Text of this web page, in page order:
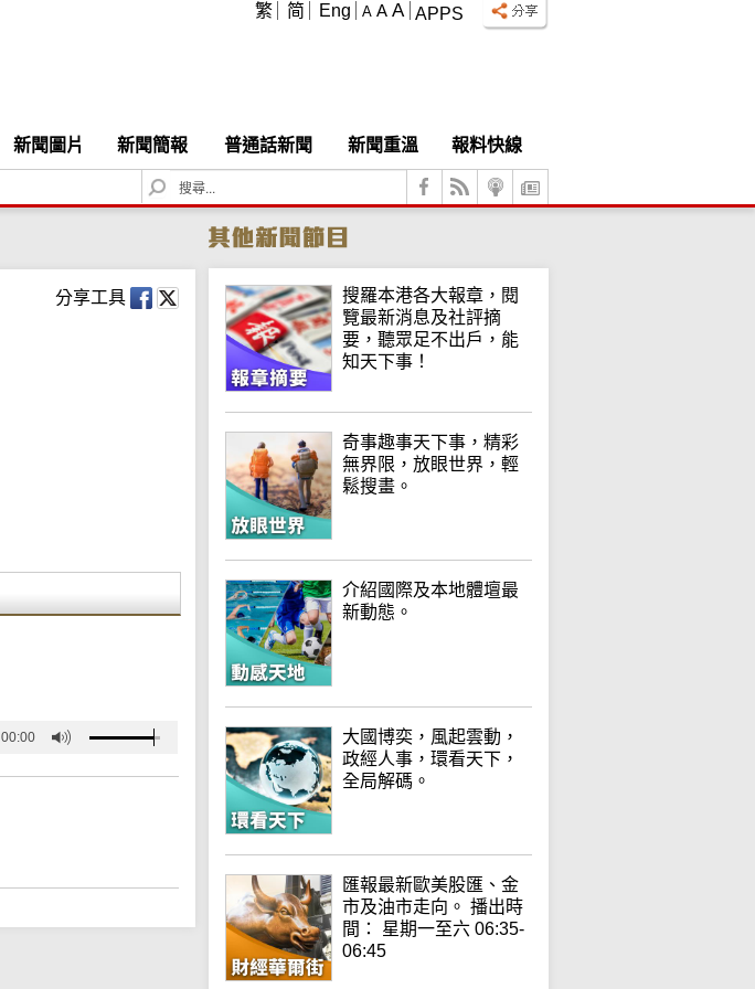
APPS
A A A
繁 简 Eng
新聞圖片 新聞簡報 普通話新聞 新聞重溫
報料快線
S
e
c
h
分享工具
00:00
搜羅本港各大報章，閱
覽最新消息及社評摘
要，聽眾足不出戶，能
知天下事！
奇事趣事天下事，精彩
無界限，放眼世界，輕
鬆搜畫。
介紹國際及本地體壇最
新動態。
大國博奕，風起雲動，
政經人事，環看天下，
全局解碼。
匯報最新歐美股匯、金
市及油市走向。 播出時
間： 星期一至六 06:35-
06:45